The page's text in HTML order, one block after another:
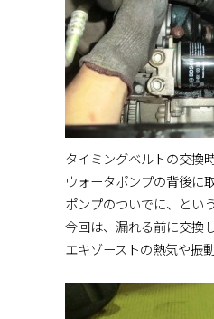
タイミングベルトの交換
ウォータポンプの背後に
ポンプのついでに、とい
今回は、漏れる前に交換
エキゾーストの熱気や振